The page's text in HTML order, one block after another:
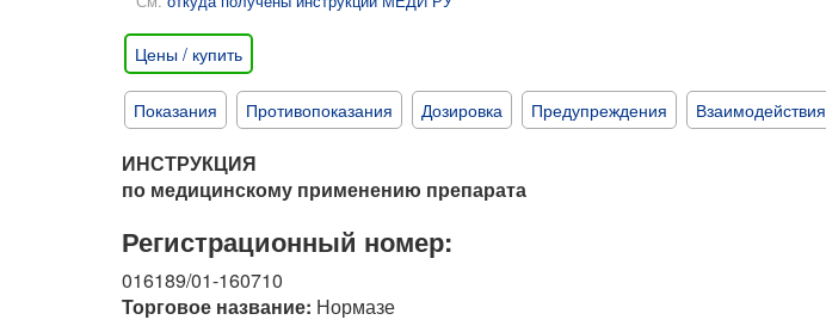
Цены / купить
Показания Противопоказания Дозировка Предупреждения Взаимодействия
ИНСТРУКЦИЯ
по медицинскому применению препарата
Регистрационный номер:
016189/01-160710
Торговое название: Нормазе